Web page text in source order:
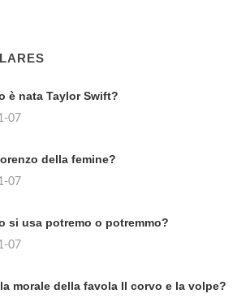
è nata Taylor Swift?
07
della femine?
07
si usa potremo o potremmo?
07
morale della favola Il corvo e la volpe?